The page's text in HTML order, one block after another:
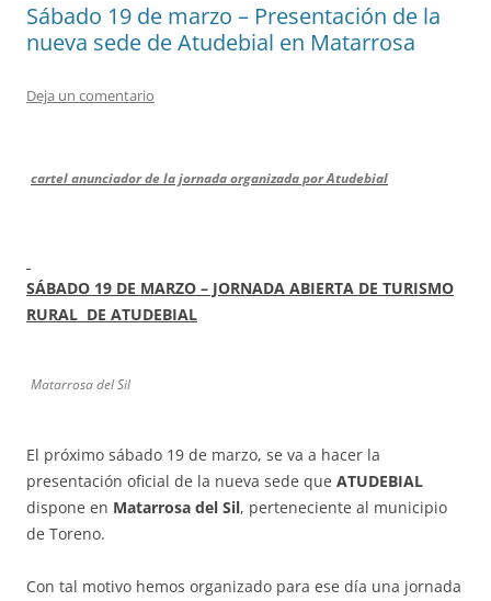
Sábado 19 de marzo – Presentación de la
nueva sede de Atudebial en Matarrosa
Deja un comentario
cartel anunciador de la jornada organizada por Atudebial
SÁBADO 19 DE MARZO – JORNADA ABIERTA DE TURISMO
RURAL DE ATUDEBIAL
Matarrosa del Sil
El próximo sábado 19 de marzo, se va a hacer la
presentación oficial de la nueva sede que ATUDEBIAL
dispone en Matarrosa del Sil, perteneciente al municipio
de Toreno.
Con tal motivo hemos organizado para ese día una jornada